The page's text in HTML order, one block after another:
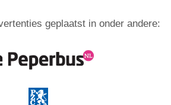
geplaatst in onder andere: